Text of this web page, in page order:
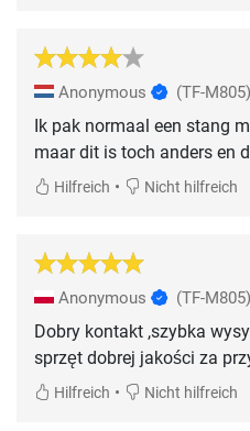
Anonymous (TF-M805)
Ik pak normaal een stang
maar dit is toch anders en
Hilfreich • Nicht hilfreich
Anonymous (TF-M805)
Dobry kontakt ,szybka
sprzęt dobrej jakości za
Hilfreich • Nicht hilfreich